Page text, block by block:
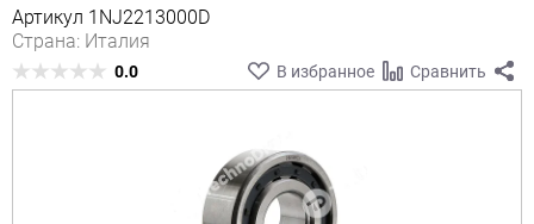
Артикул 1NJ2213000D
Страна: Италия
0.0 В избранное Сравнить